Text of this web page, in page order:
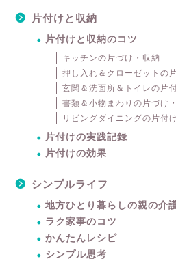
片付けと収納
片付けと収納のコツ
キッチンの片づけ・収納
押し入れ＆クローゼットの
玄関＆洗面所＆トイレの片
書類＆小物まわりの片づけ
リビングダイニングの片付
片付けの実践記録
片付けの効果
シンプルライフ
地方ひとり暮らしの親の介
ラク家事のコツ
かんたんレシピ
シンプル思考